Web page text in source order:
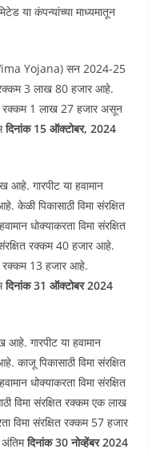
या कंपन्यांच्या माध्यमातून
Yojana) सन 2024-25
रक्कम 3 लाख 80 हजार आहे.
रक्कम 1 लाख 27 हजार असून
दिनांक 15 ऑक्टोबर, 2024
आहे. गारपीट या हवामान
केळी पिकासाठी विमा संरक्षित
धोक्याकरता विमा संरक्षित
रक्कम 40 हजार आहे.
रक्कम 13 हजार आहे.
दिनांक 31 ऑक्टोबर 2024
आहे. गारपीट या हवामान
काजू पिकासाठी विमा संरक्षित
धोक्याकरता विमा संरक्षित
विमा संरक्षित रक्कम एक लाख
विमा संरक्षित रक्कम 57 हजार
अंतिमदिनांक 30 नोव्हेंबर 2024